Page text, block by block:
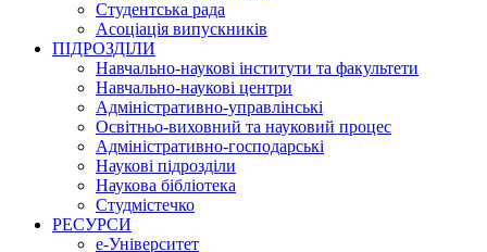
Студентська рада
Асоціація випускників
ПІДРОЗДІЛИ
Навчально-наукові інститути та факультети
Навчально-наукові центри
Адміністративно-управлінські
Освітньо-виховний та науковий процес
Адміністративно-господарські
Наукові підрозділи
Наукова бібліотека
Студмістечко
РЕСУРСИ
е-Університет